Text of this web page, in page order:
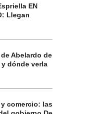
EN
Llegan
Abelardo de
dónde verla
comercio: las